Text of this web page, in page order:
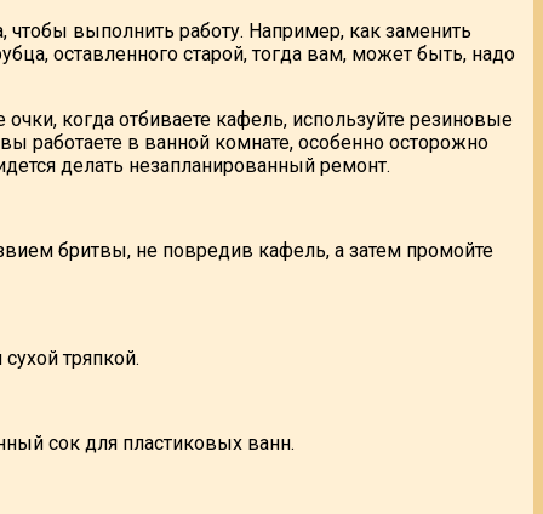
выполнить работу. Например, как заменить
оставленного старой, тогда вам, может быть, надо
когда отбиваете кафель, используйте резиновые
работаете в ванной комнате, особенно осторожно
делать незапланированный ремонт.
бритвы, не повредив кафель, а затем промойте
тряпкой.
сок для пластиковых ванн.